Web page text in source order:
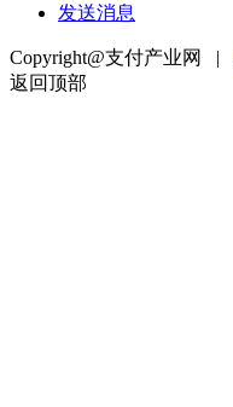
发送消息
Copyright@支付产业网 |
返回顶部